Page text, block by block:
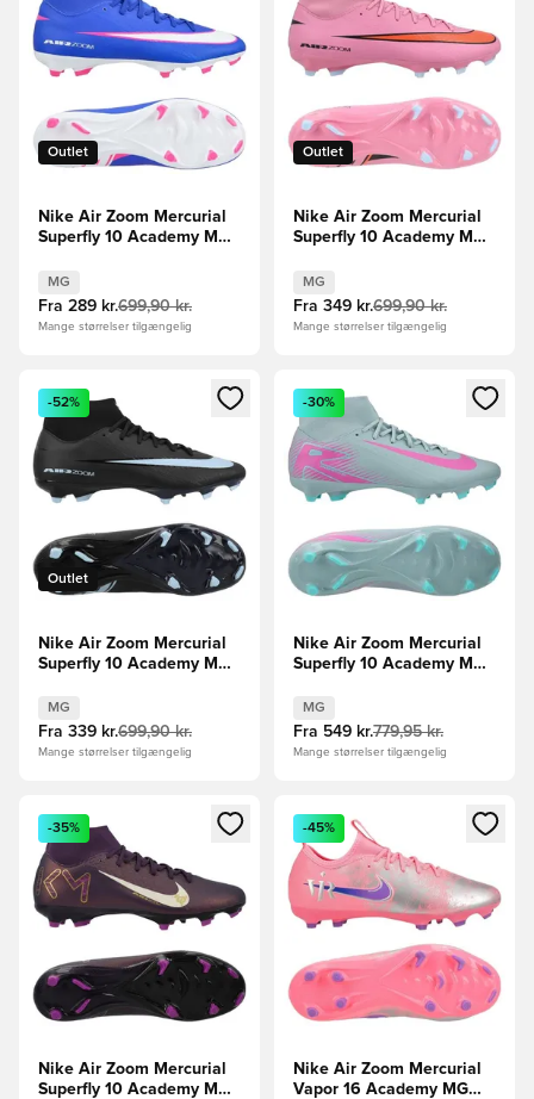
Outlet
Nike Air Zoom Mercurial
Superfly 10 Academy MG
MG
Fra 289 kr.699,90 kr.
Mange størrelser tilgængelig
Outlet
Nike Air Zoom Mercurial
Superfly 10 Academy MG
Pink/Sort/Orange
MG
Fra 349 kr.699,90 kr.
Mange størrelser tilgængelig
Åbner en Modal til at logge ind eller tilmelde dig som
Outlet
-52%
Nike Air Zoom Mercurial
Superfly 10 Academy MG
MG
Fra 339 kr.699,90 kr.
Mange størrelser tilgængelig
Åbner en Modal til at logge
-30%
Nike Air Zoom Mercurial
Superfly 10 Academy MG
MG
Fra 549 kr.779,95 kr.
Mange størrelser tilgængelig
Åbner en Modal til at logge ind eller tilmelde dig som
-35%
Nike Air Zoom Mercurial
Superfly 10 Academy MG
Åbner en Modal til at logge
-45%
Nike Air Zoom Mercurial
Vapor 16 Academy MG